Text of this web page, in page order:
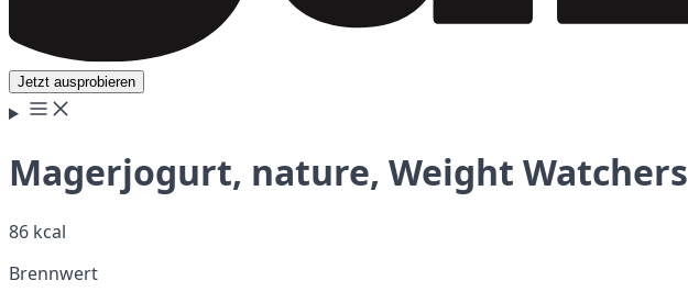
Jetzt ausprobieren
Magerjogurt, nature, Weight Watchers
86 kcal
Brennwert